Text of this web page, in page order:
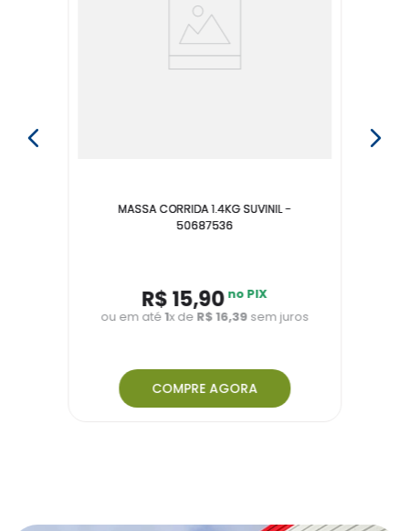
MASSA CORRIDA 1.4KG SUVINIL -
50687536
R$15,90 no PIX
ou em até1x de R$16,39 sem juros
COMPRE AGORA